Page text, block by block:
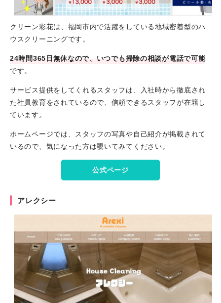
クリーン彩花は、福岡市内で活躍をしている地域密着型のハ
ウスクリーニングです。
24時間365日無休なので、いつでも掃除の相談が電話で可能
です。
サービス提供をしてくれるスタッフは、入社時から徹底され
た社員教育をされているので、信頼できるスタッフが在籍し
ています。
ホームページでは、スタッフの写真や自己紹介が掲載されて
いるので、気になった方は覗いてみてください。
公式ページ
アレクシー